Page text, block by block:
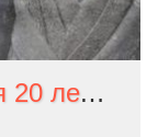
Кристофер Нолан спустя 20 лет ушёл Warner. Он снимет новый фильм для Universal